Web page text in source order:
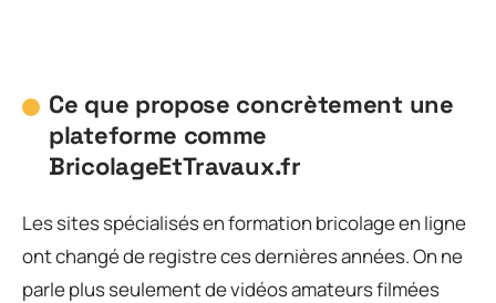
Ce que propose concrètement une
plateforme comme
BricolageEtTravaux.fr
Les sites spécialisés en formation bricolage en ligne
ont changé de registre ces dernières années. On ne
parle plus seulement de vidéos amateurs filmées